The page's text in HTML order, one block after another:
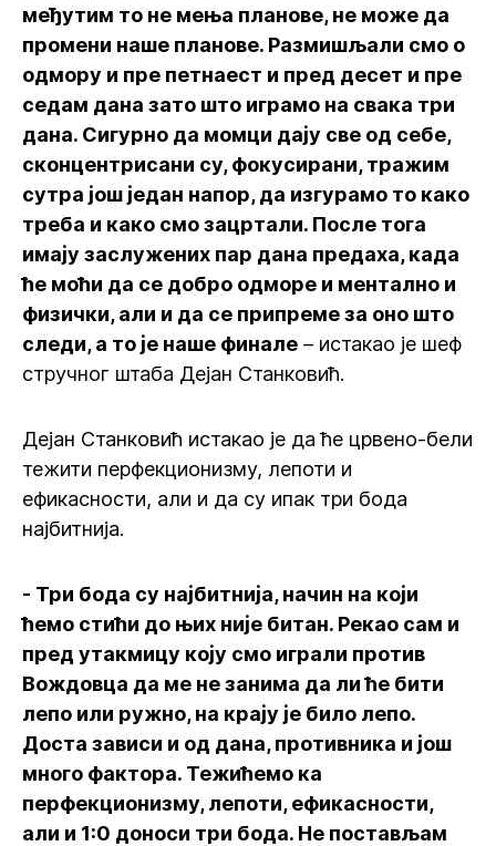
међутим то не мења планове, не може да
промени наше планове. Размишљали смо о
одмору и пре петнаест и пред десет и пре
седам дана зато што играмо на свака три
дана. Сигурно да момци дају све од себе,
сконцентрисани су, фокусирани, тражим
сутра још један напор, да изгурамо то како
треба и како смо зацртали. После тога
имају заслужених пар дана предаха, када
ће моћи да се добро одморе и ментално и
физички, али и да се припреме за оно што
следи, а то је наше финале – истакао је шеф
стручног штаба Дејан Станковић.
Дејан Станковић истакао је да ће црвено-бели
тежити перфекционизму, лепоти и
ефикасности, али и да су ипак три бода
најбитнија.
- Три бода су најбитнија, начин на који
ћемо стићи до њих није битан. Рекао сам и
пред утакмицу коју смо играли против
Вождовца да ме не занима да ли ће бити
лепо или ружно, на крају је било лепо.
Доста зависи и од дана, противника и још
много фактора. Тежићемо ка
перфекционизму, лепоти, ефикасности,
али и 1:0 доноси три бода. Не постављам